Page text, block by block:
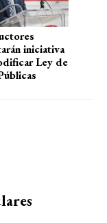
iniciativa
Ley de